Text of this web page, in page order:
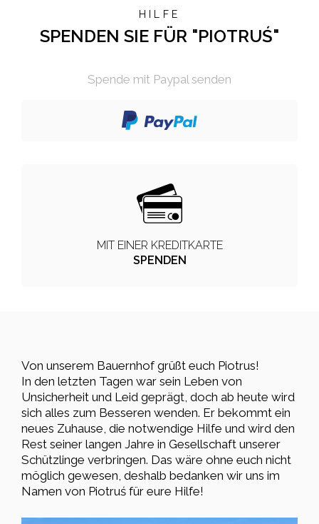
HILFE
SPENDEN SIE FÜR "PIOTRUŚ"
Spende mit Paypal senden
MIT EINER KREDITKARTE
SPENDEN
Von unserem Bauernhof grüßt euch Piotrus!
In den letzten Tagen war sein Leben von
Unsicherheit und Leid geprägt, doch ab heute wird
sich alles zum Besseren wenden. Er bekommt ein
neues Zuhause, die notwendige Hilfe und wird den
Rest seiner langen Jahre in Gesellschaft unserer
Schützlinge verbringen. Das wäre ohne euch nicht
möglich gewesen, deshalb bedanken wir uns im
Namen von Piotruś für eure Hilfe!